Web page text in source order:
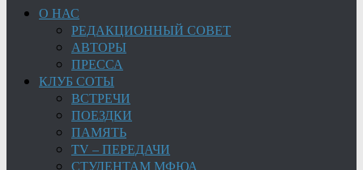
О НАС
РЕДАКЦИОННЫЙ СОВЕТ
АВТОРЫ
ПРЕССА
КЛУБ СОТЫ
ВСТРЕЧИ
ПОЕЗДКИ
ПАМЯТЬ
TV – ПЕРЕДАЧИ
СТУДЕНТАМ МФЮА